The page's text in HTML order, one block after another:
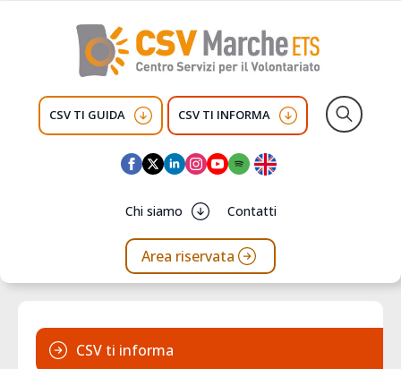
CSV TI GUIDA CSV TI INFORMA
Chi siamo Contatti
Area riservata
CSV ti informa